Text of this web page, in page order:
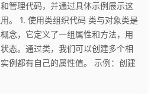
管理代码，并通过具体示例展示这
。 1. 使用类组织代码 类与对象类是
念，它定义了一组属性和方法，用
态。通过类，我们可以创建多个相
例都有自己的属性值。 示例：创建